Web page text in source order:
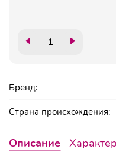
Бренд:
Страна происхождения:
Описание